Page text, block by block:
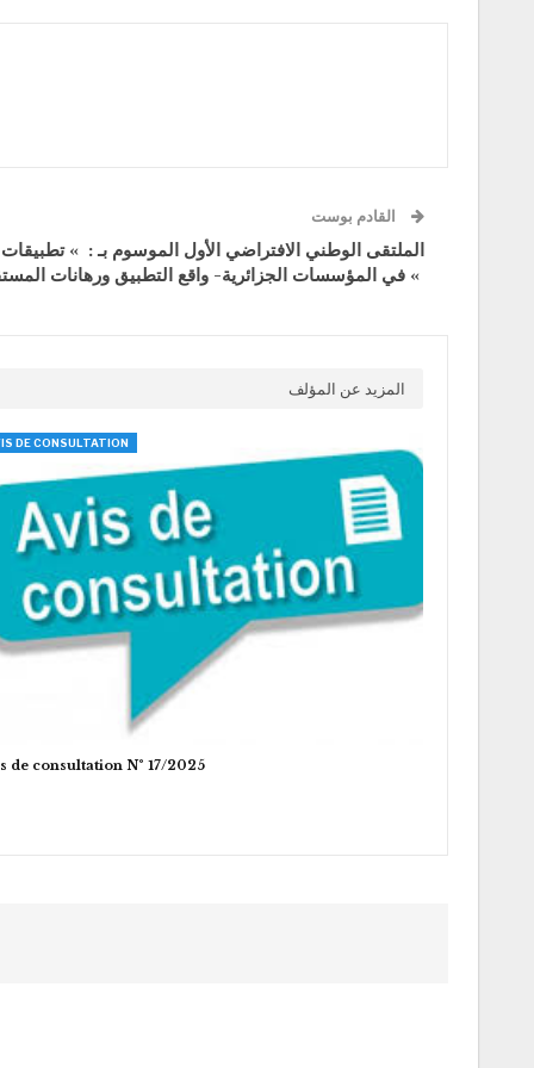
الملتقى الوطني الافتراضي الأول الموسوم بـ : » تطبيقات
في المؤسسات الجزائرية- واقع التطبيق ورهانات المستقبل «
المزيد عن المؤلف
DE CONSULTATION
de consultation N° 17/2025